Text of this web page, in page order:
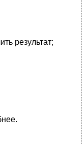
результат;